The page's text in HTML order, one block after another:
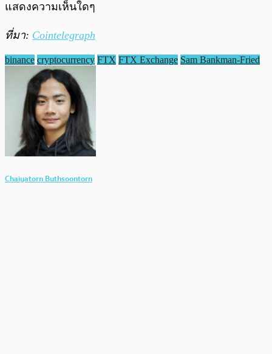
แสดงความเห็นใดๆ
ที่มา: Cointelegraph
binance cryptocurrency FTX FTX Exchange Sam Bankman-Fried
Chaiyatorn Buthsoontorn